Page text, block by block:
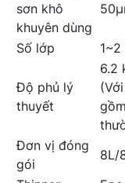
sơn khô
khuyên dùng
Số lớp 1~2
Độ phủ lý
thuyết
6.2
Đơn vị đóng
gói
8L/